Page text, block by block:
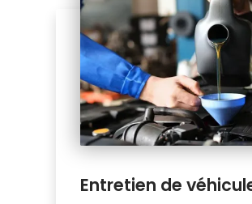
Entretien de